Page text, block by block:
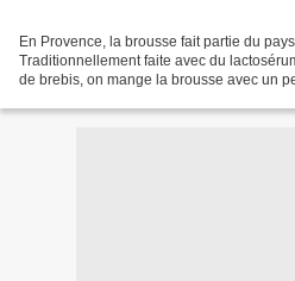
En Provence, la brousse fait partie du
Traditionnellement faite avec du
de brebis, on mange la brousse avec un